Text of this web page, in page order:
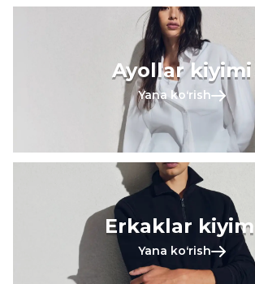
Ayollar kiyimi
Yana koʻrish
Erkaklar
Yana koʻrish